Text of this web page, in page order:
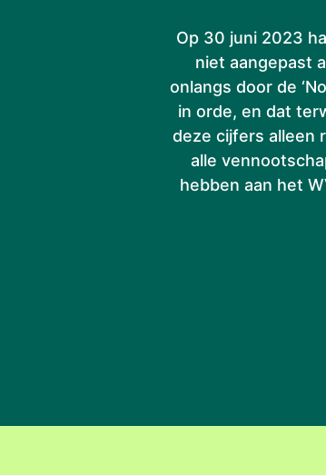
Op 30 juni 2023
niet aangepast
onlangs door de
in orde, en dat
deze cijfers alleen
alle
hebben aan het